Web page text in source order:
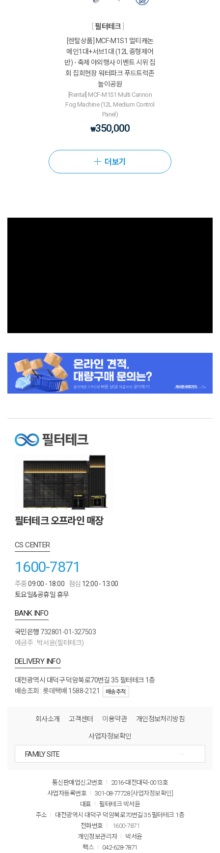
필터테크
[렌탈상품] MCF-M1S1 멀티캐논
메인1대+서브1대 (12L 중형제어
반) - 축제 야외행사 이벤트 시위 집
회 집회현장 워터파크 푸드트럭존
놀이공원
[Rental] MCF-M1S1 Multi Cannon
Fog Machine (12L Medium Control
Panel)
₩350,000
더보기
필터테크 오프라인 매장
CS CENTER
1600-7871
주중09:00 - 18:00 점심 12:00 - 13:00
토요일&공휴일 휴무
BANK INFO
국민은행 732801-01-327503
예금주 : 박서윤(필터테크)
DELIVERY INFO
대전광역시 대덕구 덕암북로70번길 35 필터테크 1층
배송조회 : 롯데택배 1588-2121
배송추적
회사소개 고객센터 이용약관 개인정보처리방침
사업자정보확인
통신판매업신고번호
2016-대전대덕-0013호
사업자등록번호
301-08-77728 [사업자정보확인]
대표
필터테크 박서윤
주소
대전광역시 대덕구 덕암북로70번길 35 필터테크 1층
전화번호
1600-7871
개인정보관리자
박서윤
팩스
042-628-7871